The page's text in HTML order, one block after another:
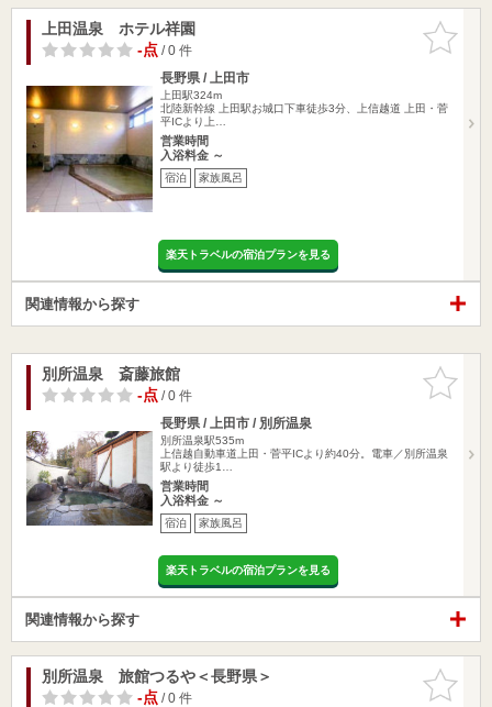
お気に入
りに追加
上田温泉 ホテル祥園
-点/ 0 件
長野県 / 上田市
上田駅324m
北陸新幹線 上田駅お城口下車徒歩3分、上信越道 上田・菅
平ICより上…
営業時間
入浴料金 ～
宿泊 家族風呂
楽天トラベルの宿泊プランを見る
関連情報から探す
お気に入
りに追加
別所温泉 斎藤旅館
-点/ 0 件
長野県 / 上田市 / 別所温泉
別所温泉駅535m
上信越自動車道上田・菅平ICより約40分。電車／別所温泉
駅より徒歩1…
営業時間
入浴料金 ～
宿泊 家族風呂
楽天トラベルの宿泊プランを見る
関連情報から探す
お気に入
りに追加
別所温泉 旅館つるや＜長野県＞
-点/ 0 件